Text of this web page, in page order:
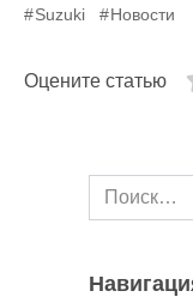
Suzuki Новости
Оцените статью
Search
for: